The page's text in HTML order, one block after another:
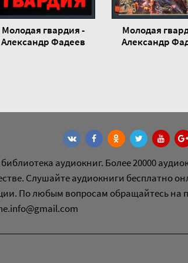
Молодая гвардия -
Александр Фадеев
Молодая
Александр
аудиокниг. Более 20000
Слушайте аудиокниги бесплатно
По любым вопросам обращайтесь на